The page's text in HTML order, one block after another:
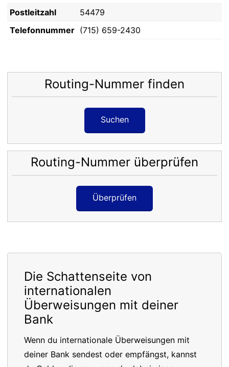
Postleitzahl
54479
Telefonnummer (715) 659-2430
Routing-Nummer finden
Suchen
Routing-Nummer überprüfen
Überprüfen
Die Schattenseite von
internationalen
Überweisungen mit deiner
Bank
Wenn du internationale Überweisungen mit
deiner Bank sendest oder empfängst, kannst